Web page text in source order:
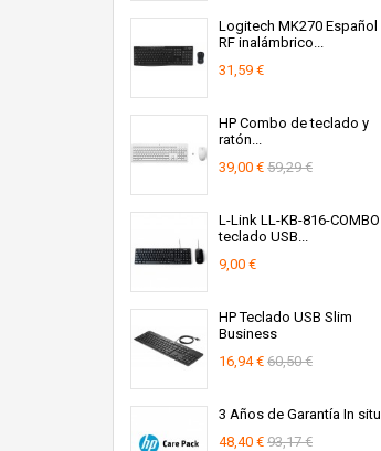
Logitech MK270 Español
RF inalámbrico...
31,59 €
HP Combo de teclado y
ratón...
39,00 € 59,29 €
L-Link LL-KB-816-COMBO
teclado USB...
9,00 €
HP Teclado USB Slim
Business
16,94 € 60,50 €
3 Años de Garantía In situ
48,40 € 93,17 €